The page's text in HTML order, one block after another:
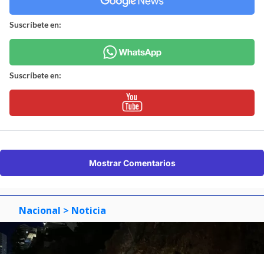
Suscríbete en:
Suscríbete en:
Mostrar Comentarios
Nacional > Noticia